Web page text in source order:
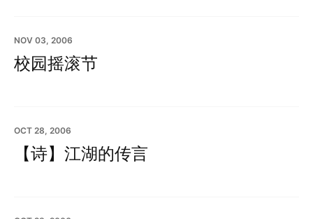
NOV 03, 2006
校园摇滚节
OCT 28, 2006
【诗】江湖的传言